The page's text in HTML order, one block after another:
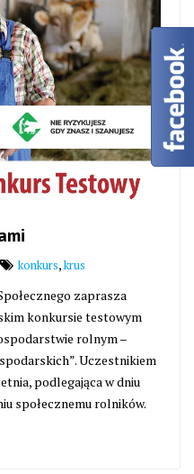
konkurs,krus
zaprasza
konkursie testowym
rolnym –
Uczestnikiem
podlegająca w dniu
społecznemu rolników.